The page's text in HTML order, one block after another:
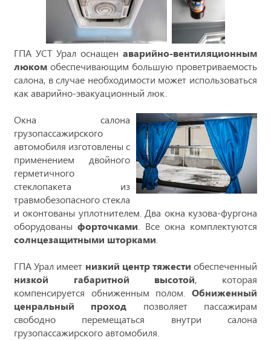
ГПА УСТ Урал оснащен аварийно-вентиляционным
люком обеспечивающим большую проветриваемость
салона, в случае необходимости может использоваться
как аварийно-эвакуационный люк.
Окна салона
грузопассажирского
автомобиля изготовлены с
применением двойного
герметичного
стеклопакета из
травмобезопасного стекла
и оконтованы уплотнителем. Два окна кузова-фургона
оборудованыфорточками. Все окна комплектуются
солнцезащитными шторками.
ГПА Урал имеет низкий центр тяжести обеспеченный
низкой габаритной высотой, которая
компенсируется обниженным полом. Обниженный
ценральный проход позволяет пассажирам
свободно перемещаться внутри салона
грузопассажирского автомобиля.